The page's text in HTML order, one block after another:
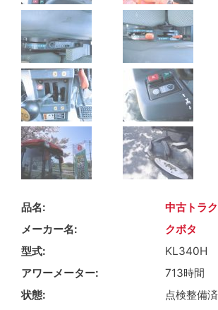
品名
中古トラ
メーカー名
クボタ
型式
KL340H
アワーメーター
713時間
状態
点検整備